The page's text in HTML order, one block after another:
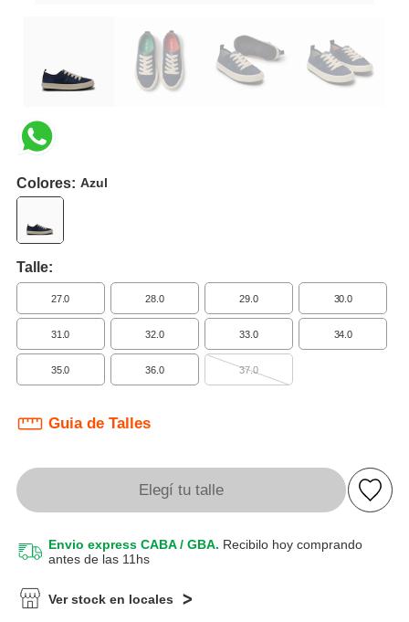
Colores: Azul
Talle:
27.0 28.0 29.0 30.0
31.0 32.0 33.0 34.0
35.0 36.0 37.0
Guia de Talles
Elegí tu talle
Envio express CABA / GBA. Recibilo hoy comprando
antes de las 11hs
Ver stock en locales